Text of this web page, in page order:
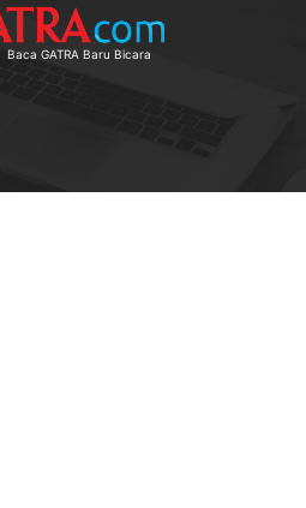
Baca GATRA Baru Bicara